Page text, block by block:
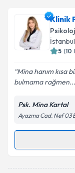
Klinik
İstanbul
5 (10
Mina hanım kısa
bulmama rağmen...
Psk. Mina Kartal
Ayazma Cad. Nef 03
Randevu